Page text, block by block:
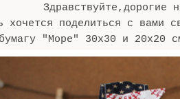
Здравствуйте,дорогие
хочется поделиться с вами
"Море" 30х30 и 20х20